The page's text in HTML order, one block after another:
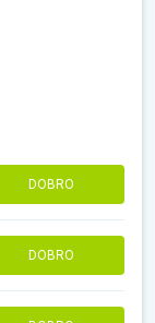
DOBRO
DOBRO